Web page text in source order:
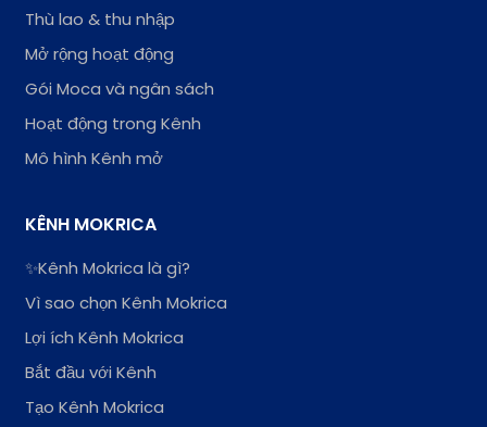
Thù lao & thu nhập
Mở rộng hoạt động
Gói Moca và ngân sách
Hoạt động trong Kênh
Mô hình Kênh mở
KÊNH MOKRICA
✨Kênh Mokrica là gì?
Vì sao chọn Kênh Mokrica
Lợi ích Kênh Mokrica
Bắt đầu với Kênh
Tạo Kênh Mokrica